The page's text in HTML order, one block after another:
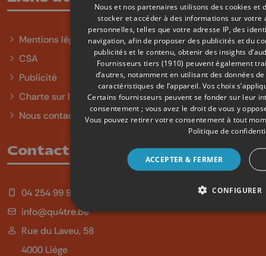
Mentions légales
CSA
Publicité
Charte sur l'égalité et la diversité
Nous contacter
Contact
04 254 99 99
info@qu4tre.be
Rue du Laveu, 58
4000 Liège
Nous et nos partenaires utilisons des cookies et
stocker et accéder à des informations sur
personnelles, telles que votre adresse IP, des
navigation, afin de proposer des publicités et du
publicités et le contenu, obtenir des insights
Fournisseurs tiers (1910) peuvent également
d’autres, notamment en utilisant des données
caractéristiques de l’appareil. Vos choix
Certains fournisseurs peuvent se fonder sur leur
consentement ; vous avez le droit de vous y
Vous pouvez retirer votre consentement à tout
Politique de
ACCEPTER & FERMER
CONFIGURER